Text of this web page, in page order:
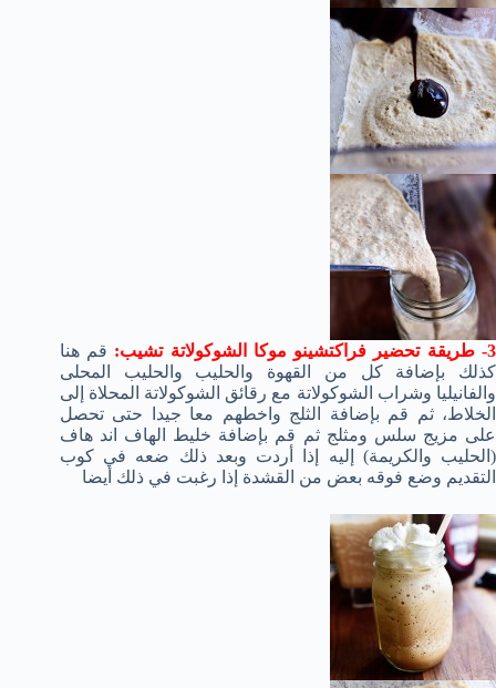
3- طريقة تحضير فراكتشينو موكا الشوكولاتة تشيب:
قم هنا
كذلك بإضافة كل من القهوة والحليب والحليب المحلى
والفانيليا وشراب الشوكولاتة مع رقائق الشوكولاتة المحلاة إلى
الخلاط، ثم قم بإضافة الثلج واخطهم معا جيدا حتى تحصل
على مزيج سلس ومثلج ثم قم بإضافة خليط الهاف اند هاف
(الحليب والكريمة) إليه إذا أردت وبعد ذلك ضعه في كوب
التقديم وضع فوقه بعض من القشدة إذا رغبت في ذلك أيضا